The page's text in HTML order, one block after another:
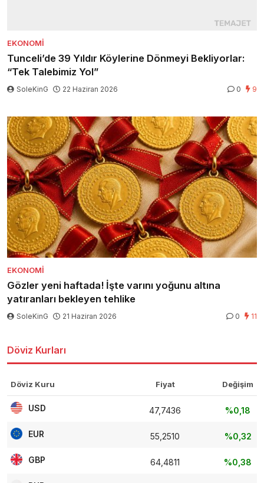
EKONOMI
Tunceli’de 39 Yıldır Köylerine Dönmeyi Bekliyorlar:
“Tek Talebimiz Yol”
SoleKinG 22 Haziran 2026 0 9
EKONOMI
Gözler yeni haftada! İşte varını yoğunu altına
yatıranları bekleyen tehlike
SoleKinG 21 Haziran 2026 0 11
Döviz Kurları
Döviz Kuru Fiyat Değişim
USD 47,7436 %0,18
EUR 55,2510 %0,32
GBP 64,4811 %0,38